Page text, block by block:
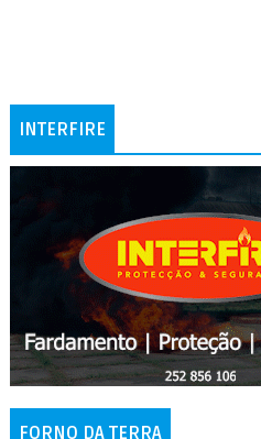
INTERFIRE
FORNO DA TERRA